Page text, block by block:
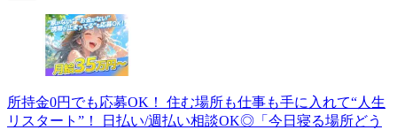
所持金0円でも応募OK！ 住む場所も仕事も手に入れて“人生
リスタート”！ 日払い/週払い相談OK◎「今日寝る場所どう